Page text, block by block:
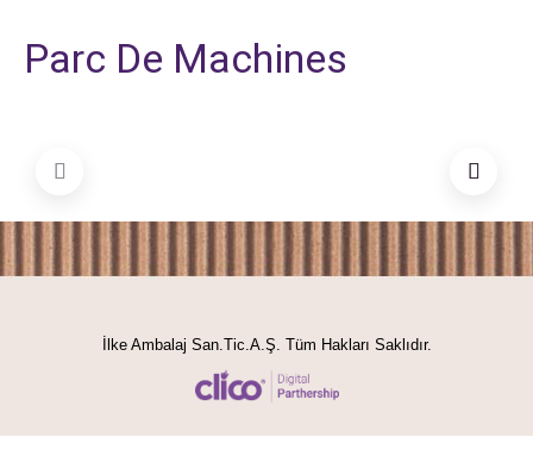
Parc De Machines
İlke Ambalaj San.Tic.A.Ş. Tüm Hakları Saklıdır.